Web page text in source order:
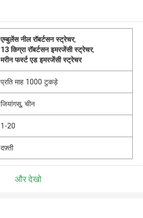
एम्बुलेंस नील रॉबर्टसन स्ट्रेचर,
13 किग्रा रॉबर्टसन इमरजेंसी स्ट्रेचर,
मरीन फर्स्ट एड इमरजेंसी स्ट्रेचर
प्रति माह 1000 टुकड़े
जियांगसू, चीन
1-20
दफ़्ती
और देखो